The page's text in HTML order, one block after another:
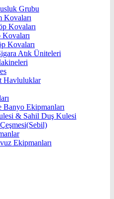
Grubu
Kovaları
Kovaları
Kovaları
Atık Üniteleri
Havluluklar
Ekipmanları
& Sahil Duş Kulesi
Ekipmanları